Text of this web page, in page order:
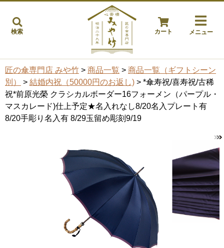
検索 カート メニュー
匠の傘専門店 みや竹 > 商品一覧 > 商品一覧（ギフトシーン
別）
> 結婚内祝（50000円のお返し) > *傘寿祝/喜寿祝/古稀
祝*前原光榮 クラシカルボーダー16フォーメン（パープル・
マスカレード)仕上予定★名入れなし8/20名入プレート有
8/20手彫り名入有 8/29玉留め彫刻9/19